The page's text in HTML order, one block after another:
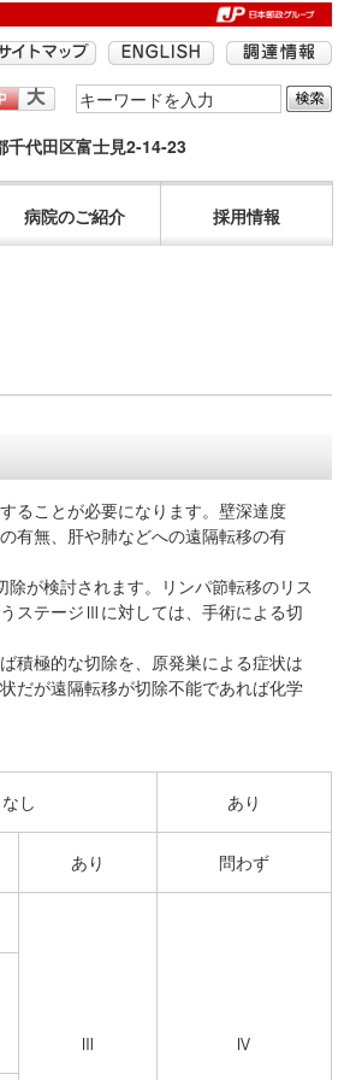
検
す
る
語
句
さ
い。
千代田区富士見2-14-23
病院のご紹介 採用情報
ることが必要になります。壁深達度
有無、肝や肺などへの遠隔転移の有
が検討されます。リンパ節転移のリス
ステージⅢに対しては、手術による切
積極的な切除を、原発巣による症状は
だが遠隔転移が切除不能であれば化学
なし あり
あり 問わず
Ⅲ Ⅳ